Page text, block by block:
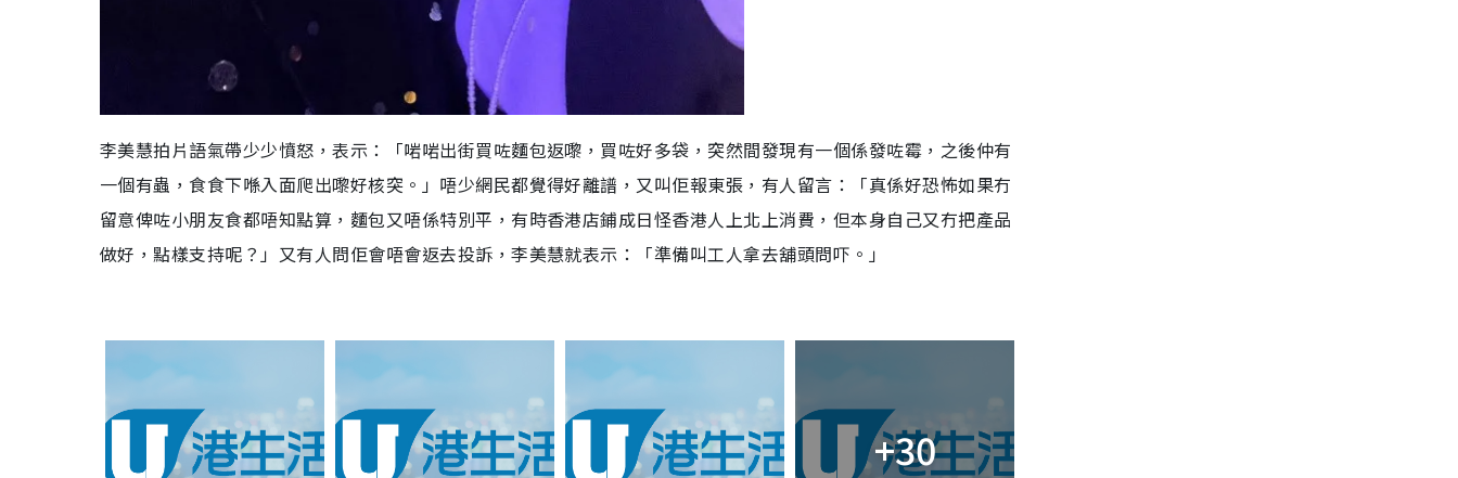
李美慧拍片語氣帶少少憤怒，表示：「啱啱出街買咗麵包返嚟，買咗好多袋，突然間發現有一個係發咗霉，之後仲有
一個有蟲，食食下喺入面爬出嚟好核突。」唔少網民都覺得好離譜，又叫佢報東張，有人留言：「真係好恐怖如果冇
留意俾咗小朋友食都唔知點算，麵包又唔係特別平，有時香港店鋪成日怪香港人上北上消費，但本身自己又冇把產品
做好，點樣支持呢？」又有人問佢會唔會返去投訴，李美慧就表示：「準備叫工人拿去舖頭問吓。」
+30